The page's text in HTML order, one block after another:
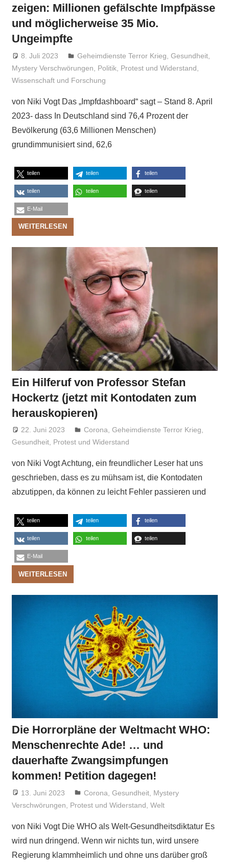
zeigen: Millionen gefälschte Impfpässe
und möglicherweise 35 Mio.
Ungeimpfte
8. Juli 2023 Niki Vogt
Geheimdienste Terror Krieg ,Gesundheit
Mystery Verschwörungen
Politik, Protest und Widerstand
Wissenschaft und Forschung
von Niki Vogt Das „Impfdashboard“ sagt – Stand 8. April
2023- dass In Deutschland sind 76,4 Prozent der
Bevölkerung (63,6 Millionen Menschen)
grundimmunisiert sind, 62,6
teilen teilen teilen
teilen teilen teilen
E-Mail
WEITERLESEN
Ein Hilferuf von Professor Stefan
Hockertz (jetzt mit Kontodaten zum
herauskopieren)
22. Juni 2023 Niki Vogt
Corona ,Geheimdienste Terror Krieg
Gesundheit, Protest und Widerstand
von Niki Vogt Achtung, ein freundlicher Leser hat uns
geschrieben, dass es zu mühsam ist, die Kontodaten
abzutippen, da können zu leicht Fehler passieren und
teilen teilen teilen
teilen teilen teilen
E-Mail
WEITERLESEN
Die Horrorpläne der Weltmacht WHO:
Menschenrechte Ade! … und
dauerhafte Zwangsimpfungen
kommen! Petition dagegen!
13. Juni 2023 Niki Vogt
Corona ,Gesundheit Mystery
Verschwörungen
Protest und Widerstand Welt
von Niki Vogt Die WHO als Welt-Gesundheitsdiktatur Es
wird nun dringend. Wenn wir nichts tun, wird unsere
Regierung klammheimlich und ohne uns darüber groß